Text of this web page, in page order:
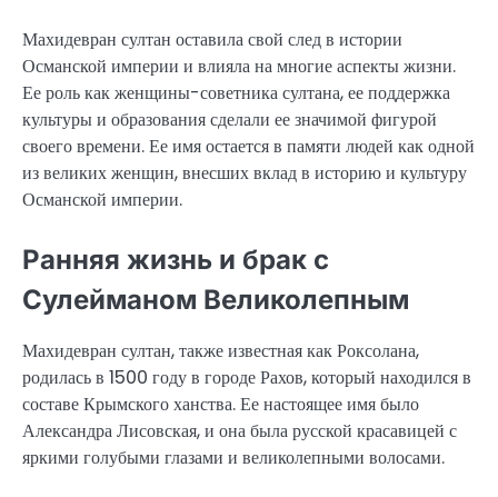
Махидевран султан оставила свой след в истории
Османской империи и влияла на многие аспекты жизни.
Ее роль как женщины-советника султана, ее поддержка
культуры и образования сделали ее значимой фигурой
своего времени. Ее имя остается в памяти людей как одной
из великих женщин, внесших вклад в историю и культуру
Османской империи.
Ранняя жизнь и брак с
Сулейманом Великолепным
Махидевран султан, также известная как Роксолана,
родилась в 1500 году в городе Рахов, который находился в
составе Крымского ханства. Ее настоящее имя было
Александра Лисовская, и она была русской красавицей с
яркими голубыми глазами и великолепными волосами.